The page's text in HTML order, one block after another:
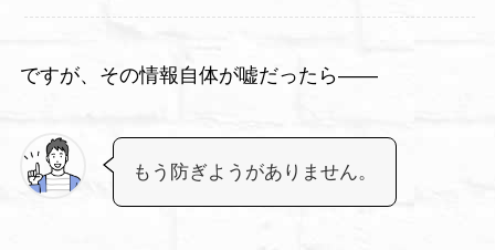
ですが、その情報自体が嘘だったら――
もう防ぎようがありません。